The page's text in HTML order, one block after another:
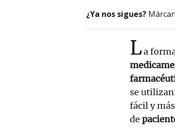
¿Ya nos sigues?
La
se
fácil y
de